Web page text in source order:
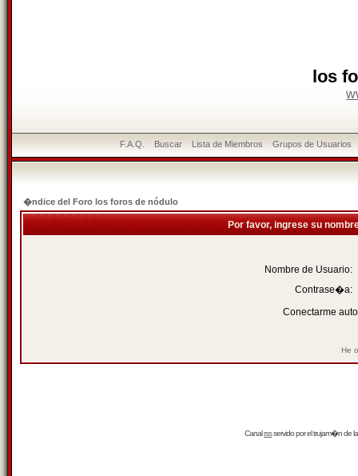
los
F.A.Q. Buscar Lista de Miembros Grupos de Usuarios
�ndice del Foro los foros de nódulo
Por favor, ingrese su
Nombre de Usuario:
Contrase�a:
Conectarme
He
Canalrssservido por eltrujam�nde